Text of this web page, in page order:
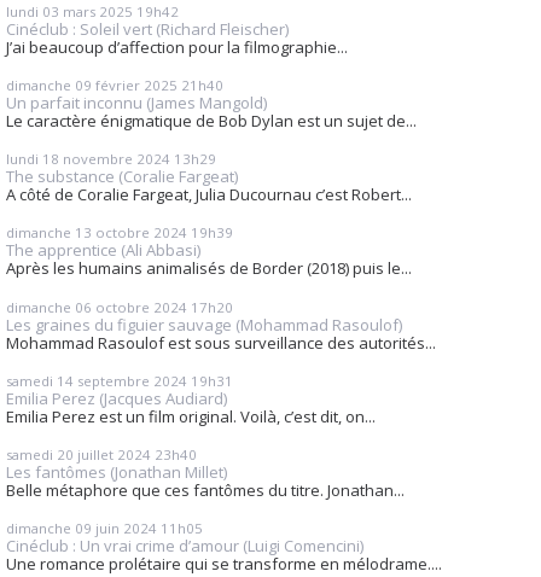
lundi 03 mars 2025 19h42
Cinéclub : Soleil vert (Richard Fleischer)
J’ai beaucoup d’affection pour la filmographie...
dimanche 09 février 2025 21h40
Un parfait inconnu (James Mangold)
Le caractère énigmatique de Bob Dylan est un sujet de...
lundi 18 novembre 2024 13h29
The substance (Coralie Fargeat)
A côté de Coralie Fargeat, Julia Ducournau c’est Robert...
dimanche 13 octobre 2024 19h39
The apprentice (Ali Abbasi)
Après les humains animalisés de Border (2018) puis le...
dimanche 06 octobre 2024 17h20
Les graines du figuier sauvage (Mohammad Rasoulof)
Mohammad Rasoulof est sous surveillance des autorités...
samedi 14 septembre 2024 19h31
Emilia Perez (Jacques Audiard)
Emilia Perez est un film original. Voilà, c’est dit, on...
samedi 20 juillet 2024 23h40
Les fantômes (Jonathan Millet)
Belle métaphore que ces fantômes du titre. Jonathan...
dimanche 09 juin 2024 11h05
Cinéclub : Un vrai crime d’amour (Luigi Comencini)
Une romance prolétaire qui se transforme en mélodrame....